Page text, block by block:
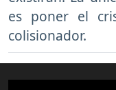
es poner el
colisionador.